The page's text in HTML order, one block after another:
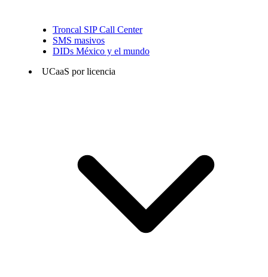
Troncal SIP Call Center
SMS masivos
DIDs México y el mundo
UCaaS por licencia